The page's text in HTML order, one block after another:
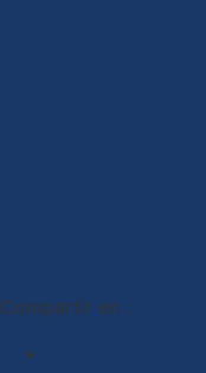
Compartir en :